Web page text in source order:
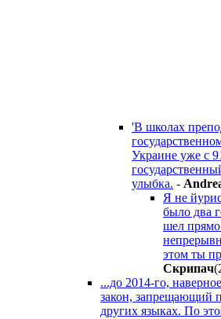
'В школах
Украине уже с
улыбка. -
Я не
было два
шел прямо
этом ты
Cкpипaч
...до 2014-го,
закон, запрещающий
других языках. По